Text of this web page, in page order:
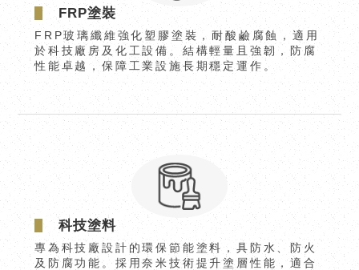
FRP塗裝
FRP玻璃纖維強化塑膠塗裝，耐酸鹼腐蝕，適用
於科技廠房及化工設備。結構輕量且強韌，防腐
性能卓越，保障工業設施長期穩定運作。
科技塗料
專為科技廠設計的環保節能塗料，具防水、防火
及防腐功能。採用奈米技術提升塗層性能，適合